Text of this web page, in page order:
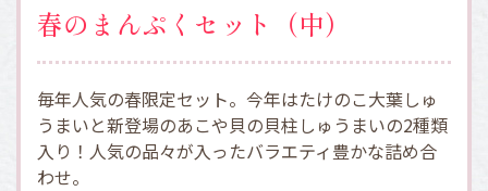
春のまんぷくセット（中）
毎年人気の春限定セット。今年はたけのこ大葉しゅ
うまいと新登場のあこや貝の貝柱しゅうまいの2種類
入り！人気の品々が入ったバラエティ豊かな詰め合
わせ。